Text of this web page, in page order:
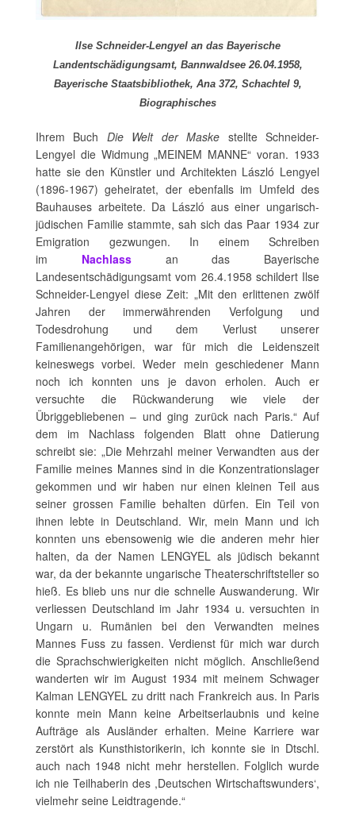
Ilse Schneider-Lengyel an das Bayerische
Landentschädigungsamt, Bannwaldsee 26.04.1958,
Bayerische Staatsbibliothek, Ana 372, Schachtel 9,
Biographisches
Ihrem Buch Die Welt der Maske stellte Schneider-
Lengyel die Widmung „MEINEM MANNE“ voran. 1933
hatte sie den Künstler und Architekten László Lengyel
(1896-1967) geheiratet, der ebenfalls im Umfeld des
Bauhauses arbeitete. Da László aus einer ungarisch-
jüdischen Familie stammte, sah sich das Paar 1934 zur
Emigration gezwungen. In einem Schreiben
im Nachlassan das Bayerische
Landesentschädigungsamt vom 26.4.1958 schildert Ilse
Schneider-Lengyel diese Zeit: „Mit den erlittenen zwölf
Jahren der immerwährenden Verfolgung und
Todesdrohung und dem Verlust unserer
Familienangehörigen, war für mich die Leidenszeit
keineswegs vorbei. Weder mein geschiedener Mann
noch ich konnten uns je davon erholen. Auch er
versuchte die Rückwanderung wie viele der
Übriggebliebenen – und ging zurück nach Paris.“ Auf
dem im Nachlass folgenden Blatt ohne Datierung
schreibt sie: „Die Mehrzahl meiner Verwandten aus der
Familie meines Mannes sind in die Konzentrationslager
gekommen und wir haben nur einen kleinen Teil aus
seiner grossen Familie behalten dürfen. Ein Teil von
ihnen lebte in Deutschland. Wir, mein Mann und ich
konnten uns ebensowenig wie die anderen mehr hier
halten, da der Namen LENGYEL als jüdisch bekannt
war, da der bekannte ungarische Theaterschriftsteller so
hieß. Es blieb uns nur die schnelle Auswanderung. Wir
verliessen Deutschland im Jahr 1934 u. versuchten in
Ungarn u. Rumänien bei den Verwandten meines
Mannes Fuss zu fassen. Verdienst für mich war durch
die Sprachschwierigkeiten nicht möglich. Anschließend
wanderten wir im August 1934 mit meinem Schwager
Kalman LENGYEL zu dritt nach Frankreich aus. In Paris
konnte mein Mann keine Arbeitserlaubnis und keine
Aufträge als Ausländer erhalten. Meine Karriere war
zerstört als Kunsthistorikerin, ich konnte sie in Dtschl.
auch nach 1948 nicht mehr herstellen. Folglich wurde
ich nie Teilhaberin des ,Deutschen Wirtschaftswunders‘,
vielmehr seine Leidtragende.“